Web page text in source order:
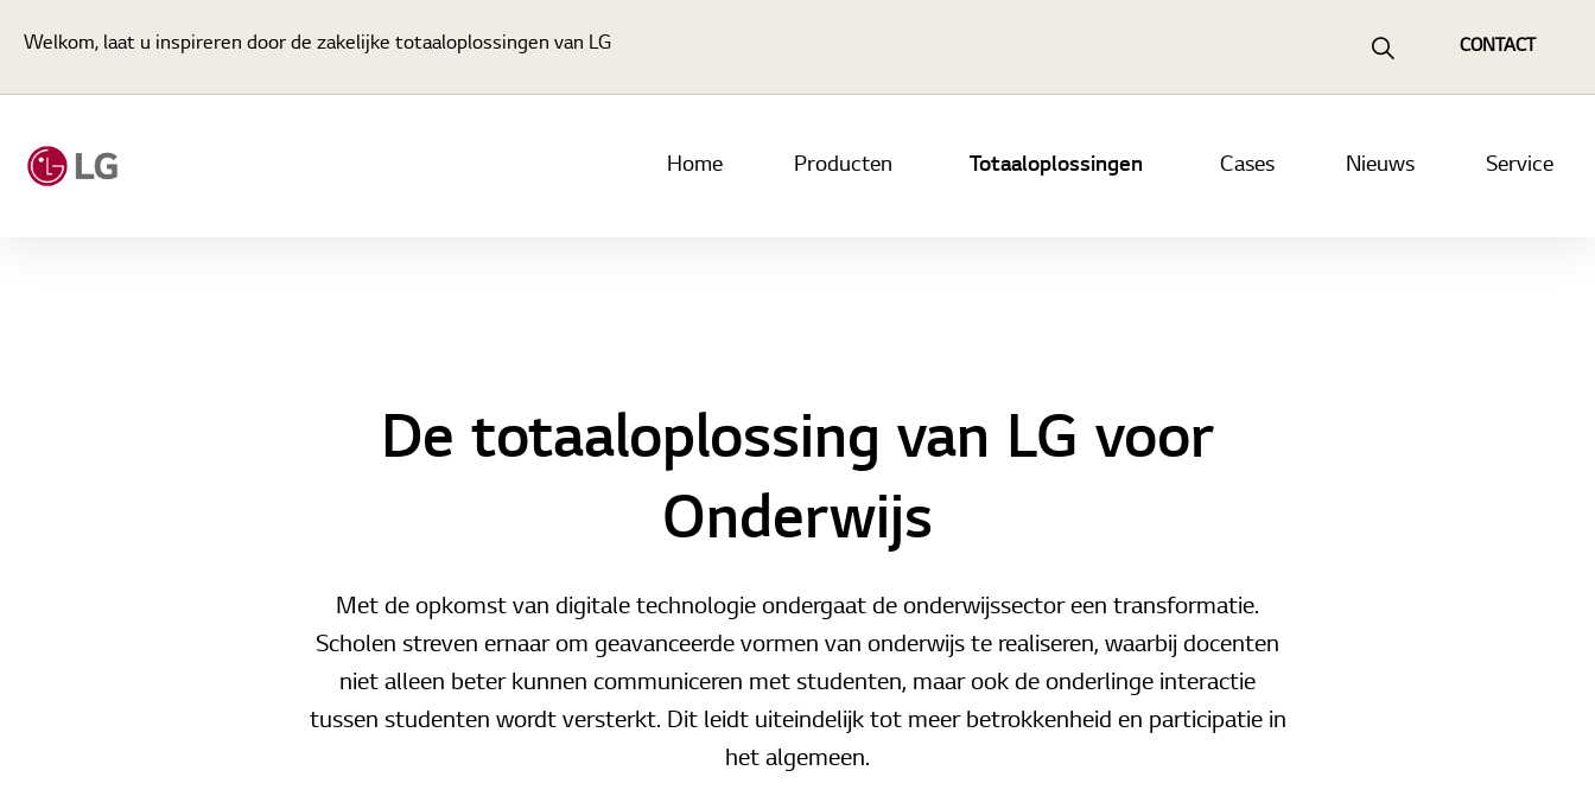
Home Producten Totaaloplossingen Cases Nieuws Service
CONTACT
Welkom, laat u inspireren door de zakelijke totaaloplossingen van LG
De totaaloplossing van LG voor
Onderwijs
Met de opkomst van digitale technologie ondergaat de onderwijssector een transformatie.
Scholen streven ernaar om geavanceerde vormen van onderwijs te realiseren, waarbij docenten
niet alleen beter kunnen communiceren met studenten, maar ook de onderlinge interactie
tussen studenten wordt versterkt. Dit leidt uiteindelijk tot meer betrokkenheid en participatie in
het algemeen.